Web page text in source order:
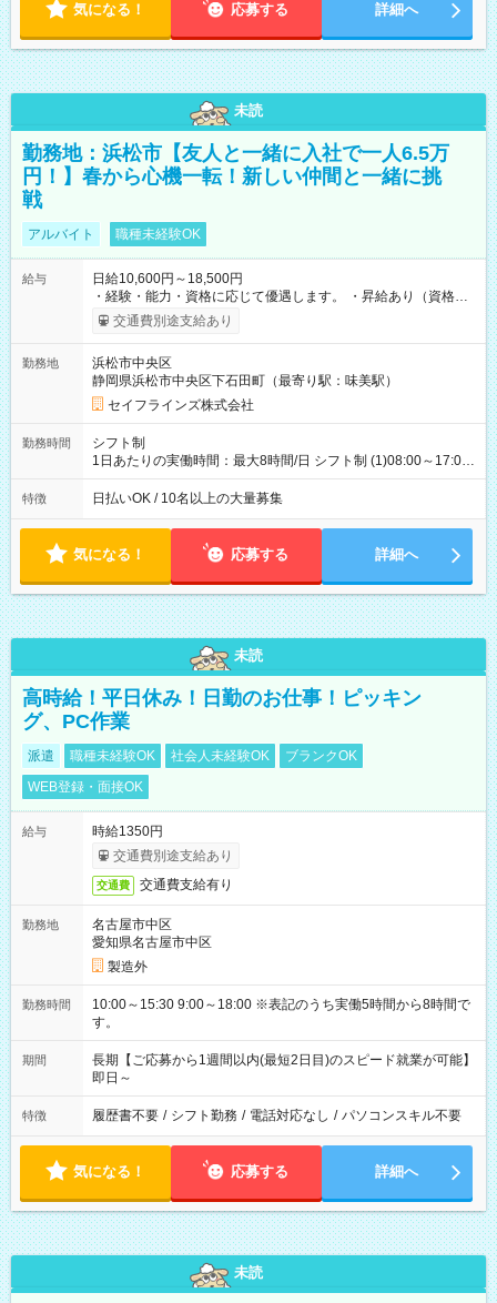
気になる！ 応募する 詳細へ
未読
勤務地：浜松市【友人と一緒に入社で一人6.5万
円！】春から心機一転！新しい仲間と一緒に挑
戦
アルバイト 職種未経験OK
給与
日給10,600円～18,500円
・経験・能力・資格に応じて優遇します。 ・昇給あり（資格取
得・勤務成績により随時） ・交通費全額支給（規定あり） ・日
払い・週払い制度あり（規定あり） ・早く勤務が終わっても日
支援あり（費用会社全額負担） ・紹介手当制度あり（最大
130,000円） 【試用期間】試用期間あり 試用期間の長さ：3ヶ月
雇用形態、給与は本採用時と同じです。
交通費別途支給あり
勤務地
浜松市中央区
静岡県浜松市中央区下石田町（最寄り駅：味美駅）
セイフラインズ株式会社
勤務時間
シフト制
1日あたりの実働時間：最大8時間/日 シフト制 (1)08:00～17:00
(2)21:00～06:00
特徴 日払いOK / 10名以上の大量募集
気になる！ 応募する 詳細へ
未読
高時給！平日休み！日勤のお仕事！ピッキン
グ、PC作業
派遣 職種未経験OK 社会人未経験OK
ブランクOK
WEB登録・面接OK
給与
時給1350円
交通費別途支給あり
交通費 交通費支給有り
勤務地
名古屋市中区
愛知県名古屋市中区
製造外
勤務時間
10:00～15:30 9:00～18:00 ※表記のうち実働5時間から8時間で
す。
期間
長期【ご応募から1週間以内(最短2日目)のスピード就業が可能】
即日～
特徴 履歴書不要 / シフト勤務 / 電話対応なし / パソコンスキル不要
気になる！ 応募する 詳細へ
未読